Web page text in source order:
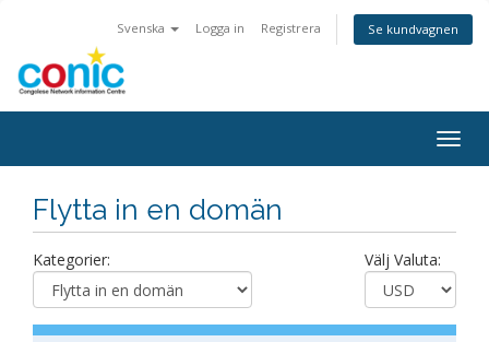
Svenska Logga in Registrera Se kundvagnen
Flytta in en domän
Kategorier: Välj Valuta: